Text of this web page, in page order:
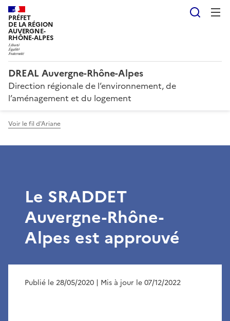
PRÉFET
DE LA RÉGION
AUVERGNE-
RHÔNE-ALPES
DREAL Auvergne-Rhône-Alpes
Direction régionale de l’environnement, de
l’aménagement et du logement
Voir le fil d'Ariane
Le SRADDET
Auvergne-Rhône-
Alpes est approuvé
Publié le 28/05/2020 | Mis à jour le 07/12/2022